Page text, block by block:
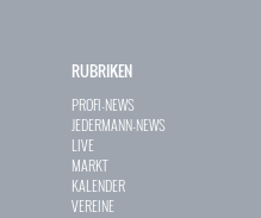
RUBRIKEN
PROFI-NEWS
JEDERMANN-NEWS
LIVE
MARKT
KALENDER
VEREINE